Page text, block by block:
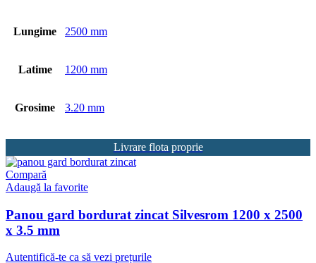
Lungime 2500 mm
Latime 1200 mm
Grosime 3.20 mm
Livrare flota proprie
Compară
Adaugă la favorite
Panou gard bordurat zincat Silvesrom 1200 x 2500
x 3.5 mm
Autentifică-te ca să vezi prețurile